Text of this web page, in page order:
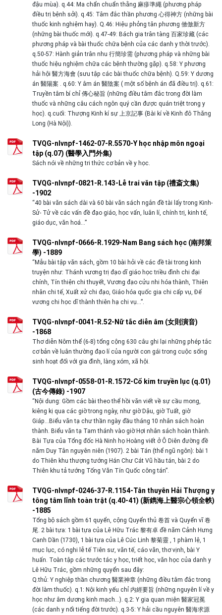
đậu mùa). q.44: Ma chẩn chuẩn thằng 麻疹準繩 (phương pháp
điều trị bệnh sởi). q.45: Tâm đắc thần phương 心得神方 (những bài
thuốc kinh nghiệm hay). Q.46: Hiệu phỏng tân phương 傚倣新方
(những bài thuốc mới). q.47-49: Bách gia trân tàng 百家珍藏 (các
phương pháp và bài thuốc chữa bệnh của các danh y thời trước).
q.50-57: Hành giản trân nhu 行簡珍需 (phương pháp và những bài
thuốc hiệu nghiệm chữa các bệnh thường gặp). q.58: Y phương
hải hội 醫方海會 (sưu tập các bài thuốc chữa bệnh). Q.59: Y dương
án 醫陽案 . q.60: Y âm án 醫陰案 ( một số bệnh án đã điều trị). q.61:
Truyền tâm bí chỉ 傳心秘旨 (những điều tâm đắc trong đời làm
thuốc và những câu cách ngôn quý cần được quán triệt trong y
học). q.cuối: Thượng Kinh kí sự 上京記事 (Bài kí về Kinh đô Thăng
Long (Hà Nội)).
TVQG-nlvnpf-1462-07-R.5570-Y học nhập môn ngoại
tập (q.07) (醫學入門外集)
Sách nói về những tri thức cơ bản về y học.
TVQG-nlvnpf-0821-R.143-Lễ trai văn tập (禮斎文集)
-1902
“40 bài văn sách dài và 60 bài văn sách ngắn đề tài lấy trong Kinh-
Sử- Tử về các vấn đề đạo giáo, học vấn, luân lí, chính trị, kinh tế,
giáo dục, văn hoá…”
TVQG-nlvnpf-0666-R.1929-Nam Bang sách học (南邦策
學) -1889
“Mẫu bài tập văn sách, gồm 10 bài hỏi về các đề tài trong kinh
truyện như: Thánh vương trị đạo dĩ giáo học triều đình chi đại
chính, Tín thiện chi thuyết, Vương đạo cửu nhi hóa thành, Thiên
nhân chi tế, Xuất xử chi đạo, Giáo hóa quốc gia chi cấp vụ, Đế
vương chi học dĩ thành thiên hạ chi vụ…”.
TVQG-nlvnpf-0041-R.52-Nữ tắc diễn âm (女則演音)
-1868
Thơ diễn Nôm thể (6-8) tổng cộng 630 câu ghi lại những phép tắc
cơ bản về luân thường đạo lí của người con gái trong cuộc sống
sinh hoạt đối với gia đình, làng xóm, xã hội.
TVQG-nlvnpf-0558-01-R.1572-Cổ kim truyền lục (q.01)
(古今傳錄) -1907
“Nội dung: Gồm các bài theo thể hồi văn viết về sự cầu mong,
kiêng kị qua các giờ trong ngày, như giờ Dậu, giờ Tuất, giờ
Giáp...Biểu văn tạ chư thần ngày đầu tháng 10 nhân sách hoàn
thành. Biểu văn tạ Tam thánh vào giờ Hợi nhân sách hoàn thành.
Bài Tựa của Tổng đốc Hà Ninh họ Hoàng viết ở Ô Diên đường đề
năm Duy Tân nguyên niên (1907). 2 bài Tán (thể ngũ ngôn): bài 1
do Thiên khu thượng tướng Hán Chư Cát Vũ hầu tán, bài 2 do
Thiên khu tả tướng Tống Văn Tín Quốc công tán”.
TVQG-nlvnpf-0246-37-R.1154-Tân thuyên Hải Thượng y
tông tâm lĩnh toàn trật (q.40-41) (新鐫海上醫宗心領全帙)
-1885
Tổng bộ sách gồm 61 quyển, cộng Quyển thủ 卷首 và Quyển vĩ 卷
尾. 2 bài tựa: 1 bài tựa của Lê Hữu Trác 黎有卓 đề năm Cảnh Hưng
Canh Dần (1730), 1 bài tựa của Lê Cúc Linh 黎菊靈 , 1 phàm lệ, 1
mục lục, có nghi lễ tế Tiên sư, văn tế, cáo văn, thơ vịnh, bài Y
huấn. Toàn tập các trước tác y học, triết học, văn học của danh y
Lê Hữu Trác, gồm những quyển sau đây:
Q.thủ: Y nghiệp thần chương 醫業神章 (những điều tâm đắc trong
đời làm thuốc). q.1: Nội kinh yếu chỉ 内經要旨 (những nguyên lí về y
học như âm dương kinh mạch…). q.2: Y gia quan miện 醫家冠冕
(các danh y nổi tiếng đời trước). q.3-5: Y hải cầu nguyên 醫海求源